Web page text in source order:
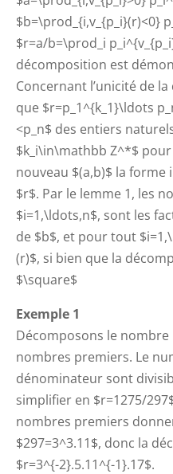
$b=\prod_{i,v_{p_i}(r)<0}
$r=a/b=\prod_i
décomposition est
Concernant l’unicité de
que $r=p_1^{k_1}\ldots
<p_n$ des entiers
$k_i\in\mathbb Z^*$
nouveau $(a,b)$ la
$r$. Par le lemme 1, les
$i=1,\ldots,n$, sont les
de $b$, et pour tout
(r)$, si bien que la
$\square$
Exemple 1
Décomposons le
nombres premiers. Le
dénominateur sont
simplifier en $r=1275/
nombres premiers
$297=3^3.11$, donc la
$r=3^{-2}.5.11^{-1}.17$.